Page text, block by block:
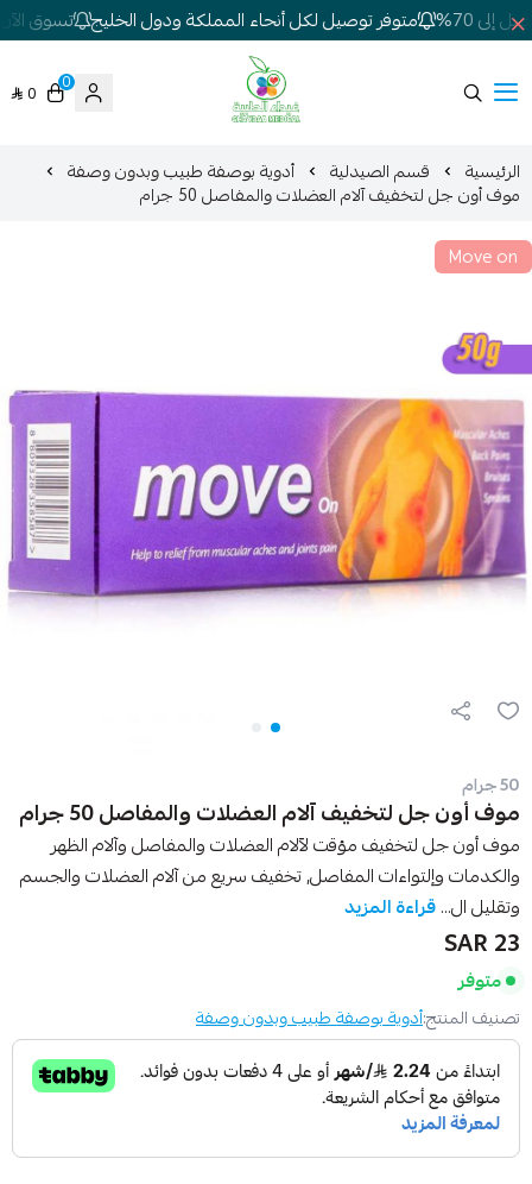
70% متوفر توصيل لكل أنحاء المملكة ودول الخليج تسوق الآن!
شركة غيداء المتطورة الطبية
0
0
الرئيسية قسم الصيدلية أدوية بوصفة طبيب وبدون وصفة
موف أون جل لتخفيف آلام العضلات والمفاصل 50 جرام
Move on
50 جرام
موف أون جل لتخفيف آلام العضلات والمفاصل 50 جرام
موف أون جل لتخفيف مؤقت لآلام العضلات والمفاصل وآلام الظهر
والكدمات وإلتواءات المفاصل, تخفيف سريع من آلام العضلات والجسم
وتقليل ال...قراءة المزيد
23 SAR
متوفر
تصنيف المنتج:أدوية بوصفة طبيب وبدون وصفة